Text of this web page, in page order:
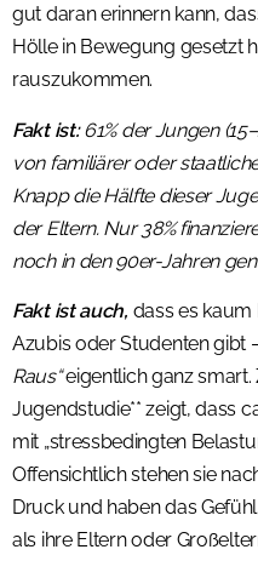
gut daran erinnern kann,
Hölle in Bewegung gesetzt
rauszukommen.
Fakt ist:61% der Jungen
von familiärer oder
Knapp die Hälfte dieser
der Eltern. Nur 38%
noch in den 90er-Jahren
Fakt ist auch, dass es
Azubis oder Studenten gibt
Raus“eigentlich ganz smart.
Jugendstudie** zeigt, dass
mit „stressbedingten
Offensichtlich stehen sie
Druck und haben das
als ihre Eltern oder